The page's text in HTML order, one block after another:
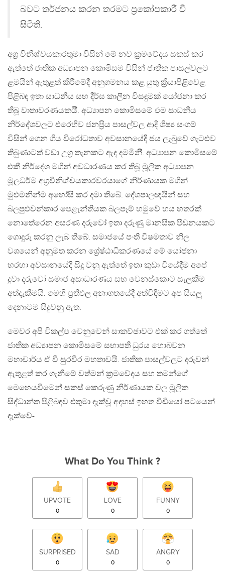
බවට තර්ජනය කරන තරමට ප්‍රකෝපකාරී වී
සිටිති.
අග්‍ර විනිශ්චයකාරතුමා විසින් මේ නව ක්‍රමවේදය සකස් කර
ඇත්තේ ජාතික අධ්‍යාපන කොමිසම විසින් ජාතික පාසල්වලට
ළමයින් ඇතුළත් කිරීමේදී අනුගමනය කළ යුතු ක්‍රියාපිළිවෙළ
පිළිබඳ ඉතා සාධනීය සහ දීර්ඝ කාලීන විසඳුමක් යෝජනා කර
තිබූ වාතාවරණයකයිී. අධ්‍යාපන කොමිසමේ එම සාධනීය
නිර්දේශවලට එරෙහිව ජනප්‍රිය පාසල්වල ආදි ශිෂ්‍ය සංගම්
විසින් ගෙන ගිය විරෝධතාව අවසානයේදී ජය ලැබුවේ ගැටළුව
තිබුණාටත් වඩා උග්‍ර තැනකට ඇද දමමිනිී. අධ්‍යාපන කොමිසමේ
එකී නිර්දේශ මගින් අවධාරණය කර තිබූ මූලික අධ්‍යාපන
මූලධර්ම අග්‍රවිනිශ්චයකාරවරයාගේ නිර්ණායක මගින්
මුළුමනින්ම අහෝසි කර දමා තිබේ. දේශපාලඥයින් සහ
බලපුළුවන්කාර පෙළැන්තියක බලපෑම් හමුවේ හය හතරක්
නොතේරෙන අසරණ දරුවෝ ඉතා දරුණු මානසික පීඩනයකට
ගොදුරු කරනු ලැබ තිබේ. සමාජයේ පංති විෂමතාව නිල
වශයෙන් අනුමත කරන ශ්‍රේෂ්ඨාධිකරණයේ මේ යෝජනා
හරහා අවසානයේදී සිදු වනු ඇත්තේ ඉතා කුඩා වියේදීම අපේ
දුවා දරුවෝ සමාජ අසාධාරණය සහ වෙනස්කොට සැලකීම
අත්දැකීමයි. මෙහි ප්‍රතිඵල අනාගතයේදී අත්විඳීමට අප සියලු
දෙනාටම සිදුවනු ඇත.
මෙවර අපි විකල්ප වෙනුවෙන් සාකච්ඡාවට එක් කර ගත්තේ
ජාතික අධ්‍යාපන කොමිසමේ සභාපති ධුරය හොබවන
මහාචාර්ය ඒ වී සුරවීර මහතාවයි. ජාතික පාසල්වලට දරුවන්
ඇතුළත් කර ගැනීමේ වත්මන් ක්‍රමවේදය සහ තමන්ගේ
මෙහෙයවීමෙන් සකස් කෙරුණු නිර්ණායක වල මූලික
සිද්ධාන්ත පිළිබඳව එතුමා දැක්වූ අදහස් ඉහත වීඩියෝ පටයෙන්
දැක්වේ-
What Do You Think ?
UPVOTE
0
LOVE
0
FUNNY
0
SURPRISED
0
SAD
0
ANGRY
0